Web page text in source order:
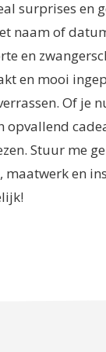
surprises en
naam of
en
en mooi
Of je
opvallend
Stuur me
maatwerk en